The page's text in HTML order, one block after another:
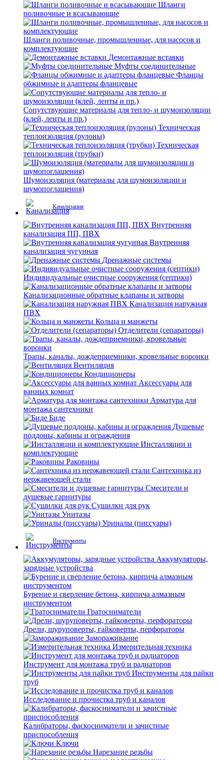
Шланги
поливочные и всасывающие
Шланги поливочные, промышленные, для насосов и
комплектующие
Демонтажные вставки
Муфты соединительные
Фланцы
обжимные и адаптеры фланцевые
Сопутствующие материалы для тепло- и шумоизоляции
(клей, ленты и пр.)
Техническая
теплоизоляция (рулоны)
Техническая
теплоизоляция (трубки)
Шумоизоляция (материалы для шумоизоляции и
шумопоглащения)
Канализация
Внутренняя
канализация ПП, ПВХ
Внутренняя
канализация чугунная
Дренажные системы
Индивидуальные очистные сооружения (септики)
Канализационные обратные клапаны и затворы
Канализация наружная
ПВХ
Кольца и манжеты
Отделители (сепараторы)
Трапы, каналы, дождеприемники, кровельные воронки
Вентиляция
Кондиционеры
Аксессуары для
ванных комнат
Арматура для
монтажа сантехники
Биде
Душевые
поддоны, кабины и ограждения
Инсталляции и
комплектующие
Раковины
Сантехника из
нержавеющей стали
Смесители и
душевые гарнитуры
Сушилки для рук
Унитазы
Уриналы (писсуары)
Инструменты
Аккумуляторы,
зарядные устройства
Бурение и сверление бетона, кирпича алмазным
инструментом
Гратосниматели
Дрели, шуруповерты, гайковерты, перфораторы
Замораживание
Измерительная техника
Инструмент для монтажа труб и радиаторов
Инструменты для пайки
труб
Исследование и прочистка труб и каналов
Калибраторы, фаскосниматели и зачистные
приспособления
Ключи
Нарезание резьбы